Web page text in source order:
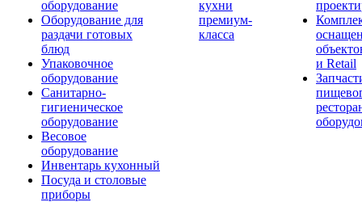
оборудование
Оборудование для
раздачи готовых
блюд
Упаковочное
оборудование
Санитарно-
гигиеническое
оборудование
Весовое
оборудование
Инвентарь кухонный
Посуда и столовые
приборы
кухни
премиум-
класса
и Retail